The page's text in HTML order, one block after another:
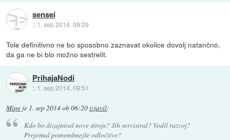
sensei
:: 1. sep 2014, 09:29
Tole definitivno ne bo sposobno zaznavat okolice dovolj natančno,
da ga ne bi blo možno sestrelit.
PrihajaNodi
:: 1. sep 2014, 09:51
Mipe je 1. sep 2014 ob 06:20izjavil:
Kdo bo dizajniral nove stroje? Jih servisiral? Vodil razvoj?
Prejemal pomembnejše odločitve?